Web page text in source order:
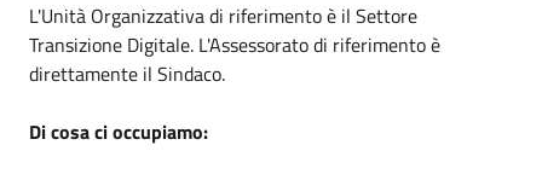
L'Unità Organizzativa di riferimento è il Settore
Transizione Digitale. L'Assessorato di riferimento è
direttamente il Sindaco.
Di cosa ci occupiamo: